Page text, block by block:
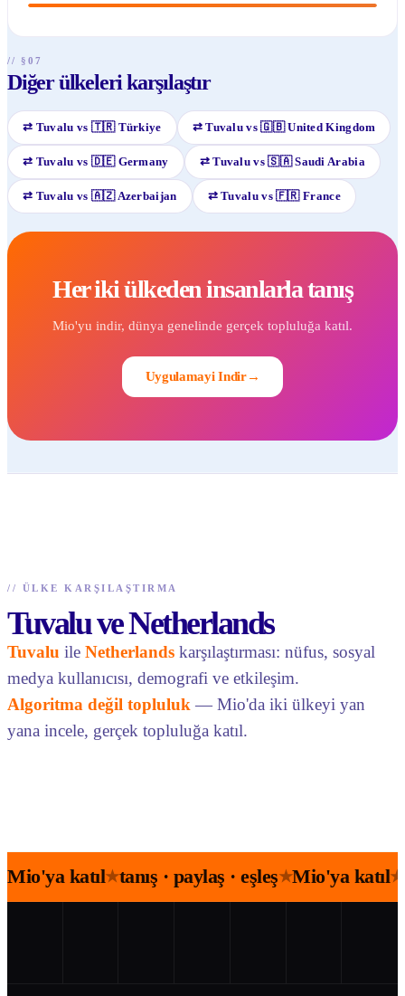
// §07
Diğer ülkeleri karşılaştır
⇄ Tuvalu vs 🇹🇷 Türkiye ⇄Tuvalu vs🇬🇧 United Kingdom
⇄ Tuvalu vs 🇩🇪 Germany ⇄Tuvalu vs🇸🇦 Saudi Arabia
⇄ Tuvalu vs 🇦🇿 Azerbaijan ⇄Tuvaluvs🇫🇷 France
Her iki ülkeden insanlarla tanış
Mio'yu indir, dünya genelinde gerçek topluluğa katıl.
Uygulamayi Indir→
// ÜLKE KARŞILAŞTIRMA
Tuvalu ve Netherlands
Tuvalu ile Netherlands karşılaştırması: nüfus, sosyal
medya kullanıcısı, demografi ve etkileşim.
Algoritma değil topluluk — Mio'da iki ülkeyi yan
yana incele, gerçek topluluğa katıl.
Mio'ya katıl★tanış · paylaş · eşleş★Mio'ya katıl★